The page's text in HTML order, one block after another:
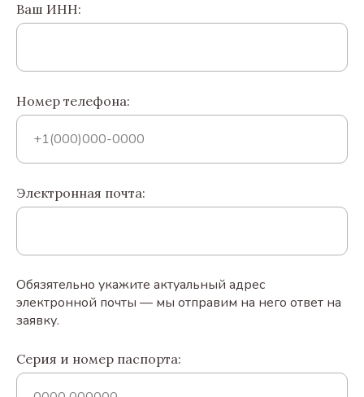
Ваш ИНН:
Номер телефона:
Электронная почта:
Обязятельно укажите актуальный адрес
электронной почты — мы отправим на него ответ на
заявку.
Серия и номер паспорта: